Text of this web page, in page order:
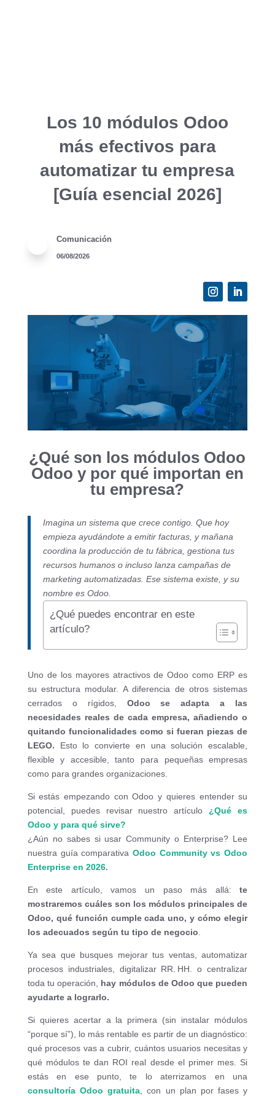
Los 10 módulos Odoo
más efectivos para
automatizar tu empresa
[Guía esencial 2026]
Comunicación
06/08/2026
¿Qué son los módulos Odoo
Odoo y por qué importan en
tu empresa?
Imagina un sistema que crece contigo. Que hoy
empieza ayudándote a emitir facturas, y mañana
coordina la producción de tu fábrica, gestiona tus
recursos humanos o incluso lanza campañas de
marketing automatizadas. Ese sistema existe, y su
nombre es Odoo.
¿Qué puedes encontrar en este
artículo?
Uno de los mayores atractivos de Odoo como ERP es
su estructura modular. A diferencia de otros sistemas
cerrados o rígidos, Odoo se adapta a las
necesidades reales de cada empresa, añadiendo o
quitando funcionalidades como si fueran piezas de
LEGO. Esto lo convierte en una solución escalable,
flexible y accesible, tanto para pequeñas empresas
como para grandes organizaciones.
Si estás empezando con Odoo y quieres entender su
potencial, puedes revisar nuestro artículo ¿Qué es
Odoo y para qué sirve?
¿Aún no sabes si usar Community o Enterprise? Lee
nuestra guía comparativa Odoo Community vs Odoo
Enterprise en 2026.
En este artículo, vamos un paso más allá:te
mostraremos cuáles son los módulos principales de
Odoo, qué función cumple cada uno, y cómo elegir
los adecuados según tu tipo de negocio
Ya sea que busques mejorar tus ventas, automatizar
procesos industriales, digitalizar RR. HH. o centralizar
toda tu operación, hay módulos de Odoo que pueden
ayudarte a lograrlo.
Si quieres acertar a la primera (sin instalar módulos
“porque sí”), lo más rentable es partir de un diagnóstico:
qué procesos vas a cubrir, cuántos usuarios necesitas y
qué módulos te dan ROI real desde el primer mes. Si
estás en ese punto, te lo aterrizamos en una
consultoría Odoo gratuita , con un plan por fases y